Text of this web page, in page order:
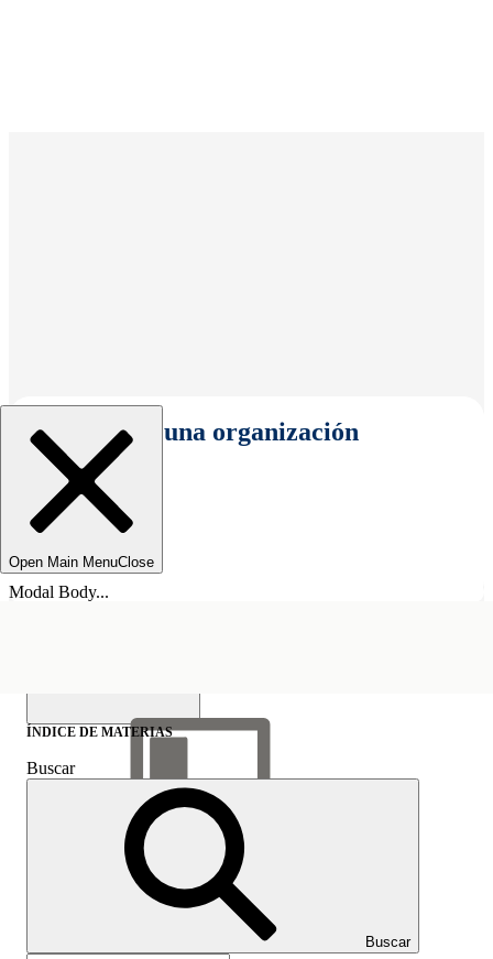
Seleccionar una organización
Open Main MenuClose
Modal Body...
Mostrar índice de
materias
Índice de materias
ÍNDICE DE MATERIAS
Buscar
Buscar